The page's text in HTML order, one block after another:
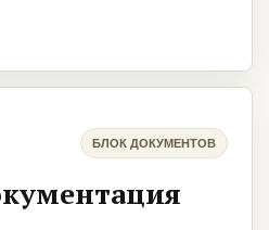
БЛОК ДОКУМЕНТОВ